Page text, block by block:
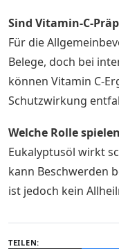
Sind Vitamin-C-
Für die
Belege, doch bei
können Vitamin C-
Schutzwirkung
Welche Rolle
Eukalyptusöl wirkt
kann Beschwerden
ist jedoch kein
TEILEN: